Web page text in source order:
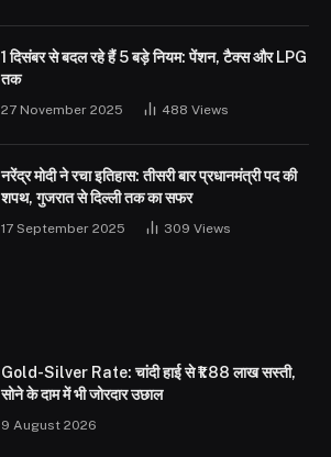
1 दिसंबर से बदल रहे हैं 5 बड़े नियम: पेंशन, टैक्स और LPG
तक
27 November 2025 488 Views
नरेंद्र मोदी ने रचा इतिहास: तीसरी बार प्रधानमंत्री पद की
शपथ, गुजरात से दिल्ली तक का सफर
17 September 2025 309 Views
Gold-Silver Rate: चांदी हाई से ₹1.88 लाख सस्ती,
सोने के दाम में भी जोरदार उछाल
9 August 2026